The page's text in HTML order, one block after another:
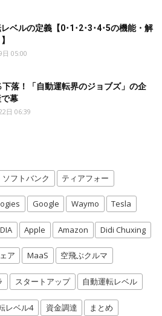
ベルの定義【0･1･2･3･4･5の機能・解
日 05:00
下落！「自動運転界のジョブズ」の企
幕
日 06:39
ソフトバンク ティアフォー
Google Waymo Tesla
Apple Amazon Didi Chuxing
ア MaaS 空飛ぶクルマ
スタートアップ 自動運転レベル
レベル4 資金調達 まとめ